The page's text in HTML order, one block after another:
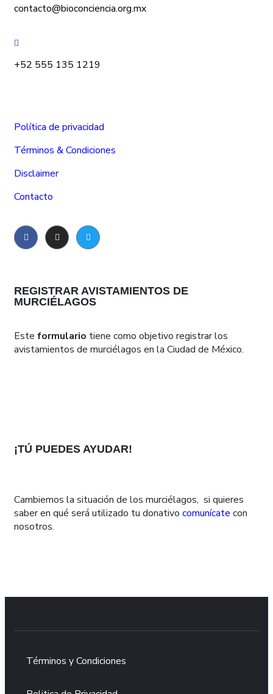
contacto@bioconciencia.org.mx
+52 555 135 1219
Política de privacidad
Términos & Condiciones
Disclaimer
Contacto
REGISTRAR AVISTAMIENTOS DE
MURCIÉLAGOS
Este formulario tiene como objetivo registrar los
avistamientos de murciélagos en la Ciudad de México.
¡TÚ PUEDES AYUDAR!
Cambiemos la situación de los murciélagos, si quieres
saber en qué será utilizado tu donativo comunícate con
nosotros.
Términos y Condiciones